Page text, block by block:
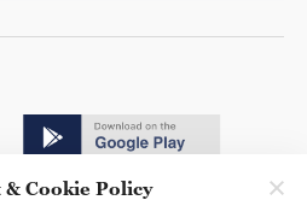
Cookie Policy